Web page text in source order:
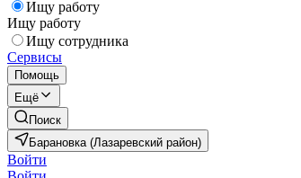
Ищу работу
Ищу работу
Ищу сотрудника
Сервисы
Помощь
Ещё
Поиск
Барановка (Лазаревский район)
Войти